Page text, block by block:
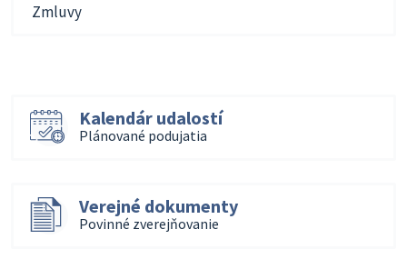
Zmluvy
Kalendár udalostí
Plánované podujatia
Verejné dokumenty
Povinné zverejňovanie